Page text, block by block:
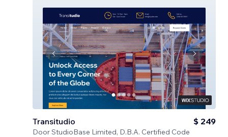
Transitudio
DoorStudioBase Limited, D.B.A. Certified Code
$ 249